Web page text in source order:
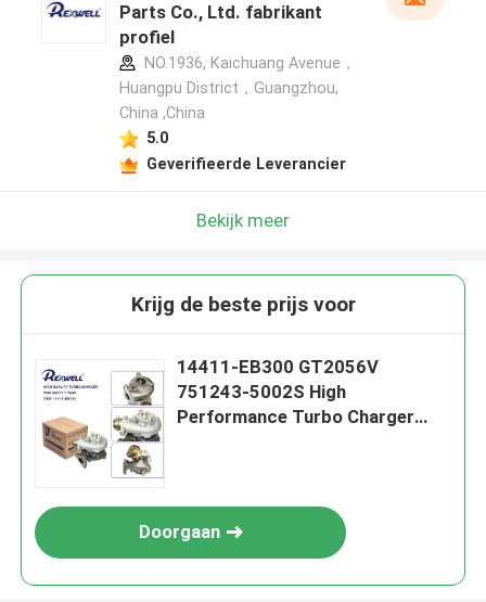
Parts Co., Ltd. fabrikant
profiel
NO.1936, Kaichuang Avenue，
Huangpu District，Guangzhou,
China ,China
5.0
Geverifieerde Leverancier
Bekijk meer
Krijg de beste prijs voor
14411-EB300 GT2056V
751243-5002S High
Performance Turbo Charger
Doorgaan